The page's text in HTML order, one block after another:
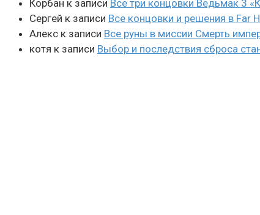
Корбан к записи Все три концовки Ведьмак 3
Сергей к записи Все концовки и решения в Far
Алекс к записи Все руны в миссии Смерть
котя к записи Выбор и последствия сброса